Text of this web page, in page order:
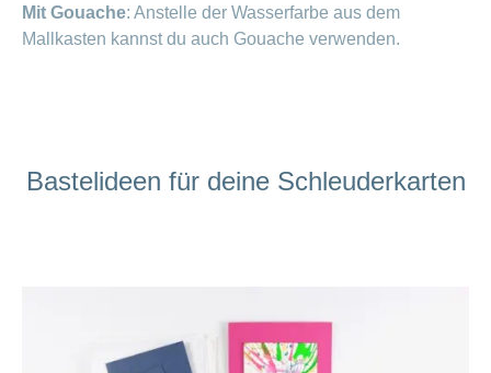
Mit Gouache: Anstelle der Wasserfarbe aus dem
Mallkasten kannst du auch Gouache verwenden.
Bastelideen für deine Schleuderkarten